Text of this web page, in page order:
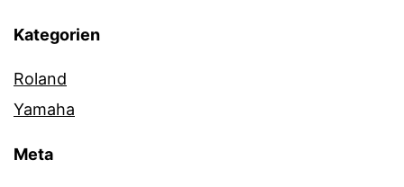
Kategorien
Roland
Yamaha
Meta